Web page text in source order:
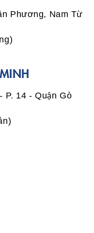
Phương, Nam Từ
P. 14 - Quận Gò